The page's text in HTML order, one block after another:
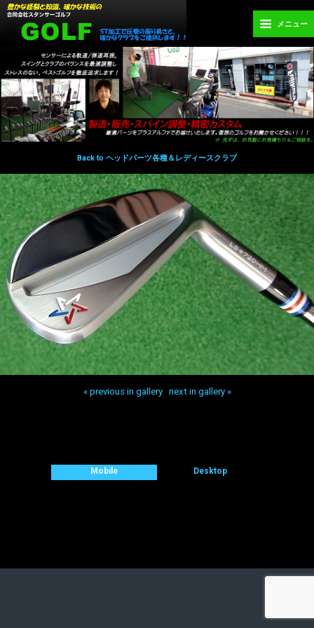
メニュー
Back to ヘッドパーツ各種＆レディースクラブ
« previous in gallery next in gallery »
Mobile Desktop